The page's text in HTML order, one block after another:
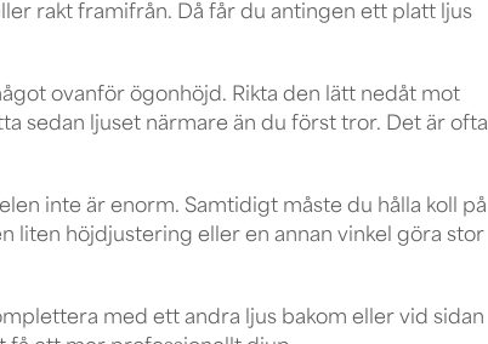
rakt framifrån. Då får du antingen ett platt ljus
ovanför ögonhöjd. Rikta den lätt nedåt mot
sedan ljuset närmare än du först tror. Det är ofta
inte är enorm. Samtidigt måste du hålla koll på
liten höjdjustering eller en annan vinkel göra stor
med ett andra ljus bakom eller vid sidan